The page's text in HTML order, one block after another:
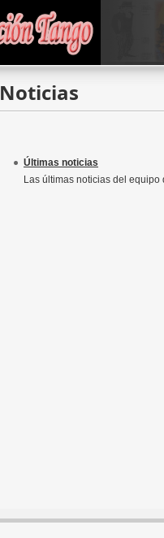
Noticias
Últimas noticias
Las últimas noticias del equipo